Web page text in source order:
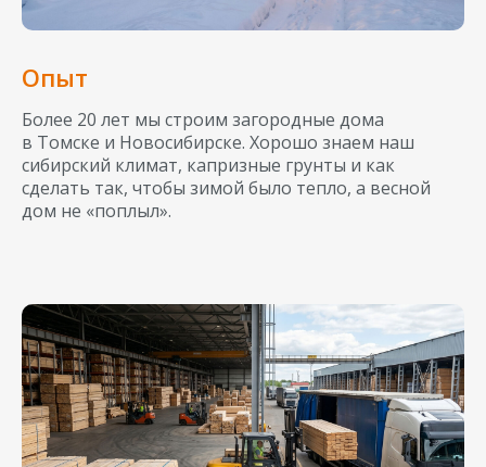
Опыт
Более 20 лет мы строим загородные дома
в Томске и Новосибирске. Хорошо знаем наш
сибирский климат, капризные грунты и как
сделать так, чтобы зимой было тепло, а весной
дом не «поплыл».